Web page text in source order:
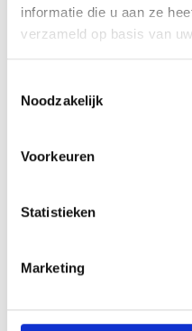
informatie die u aan ze
verzameld op basis van
Noodzakelijk
Voorkeuren
Statistieken
Marketing
Olvarit & Bambix menu
voor kindjes vanaf 6